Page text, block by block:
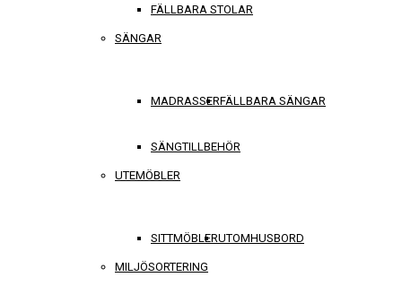
FÄLLBARA STOLAR
SÄNGAR
MADRASSERFÄLLBARA SÄNGAR
SÄNGTILLBEHÖR
UTEMÖBLER
SITTMÖBLERUTOMHUSBORD
MILJÖSORTERING